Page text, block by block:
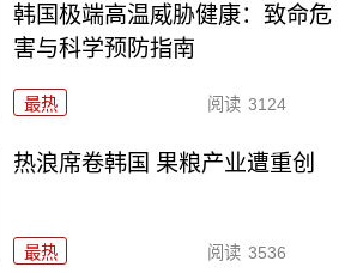
韩国极端高温威胁健康：致命危
害与科学预防指南
最热 阅读 3124
热浪席卷韩国 果粮产业遭重创
最热 阅读 3536